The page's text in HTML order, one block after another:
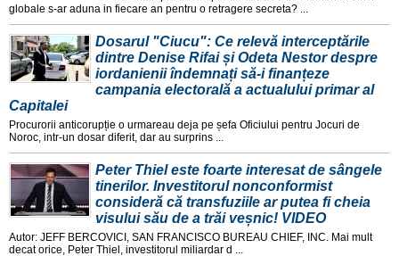
globale s-ar aduna in fiecare an pentru o retragere secreta? ...
Dosarul "Ciucu": Ce relevă interceptările
dintre Denise Rifai și Odeta Nestor despre
iordanienii îndemnați să-i finanțeze
campania electorală a actualului primar al
Capitalei
Procurorii anticorupție o urmareau deja pe șefa Oficiului pentru Jocuri de
Noroc, intr-un dosar diferit, dar au surprins ...
Peter Thiel este foarte interesat de sângele
tinerilor. Investitorul nonconformist
consideră că transfuziile ar putea fi cheia
visului său de a trăi veșnic! VIDEO
Autor: JEFF BERCOVICI, SAN FRANCISCO BUREAU CHIEF, INC. Mai mult
decat orice, Peter Thiel, investitorul miliardar d ...